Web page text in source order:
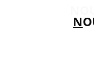
N